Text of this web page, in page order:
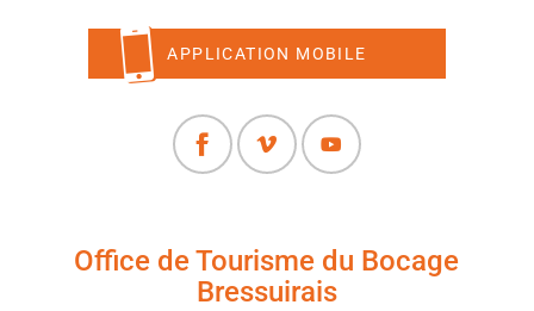
APPLICATION MOBILE
Office de Tourisme du Bocage
Bressuirais